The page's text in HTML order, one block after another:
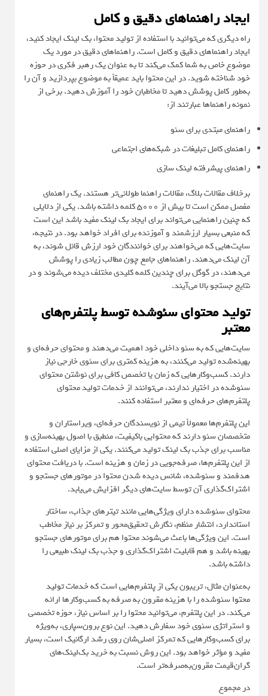
ایجاد راهنماهای دقیق و کامل
راه دیگری که می‌توانید با استفاده از تولید محتوا، بک لینک ایجاد کنید،
ایجاد راهنماهای دقیق و کامل است. راهنماهای دقیق در مورد یک
موضوع خاص به شما کمک می‌کند تا به عنوان یک رهبر فکری در حوزه
خود شناخته شوید. در این محتوا باید عمیقاً به موضوع بپردازید و آن را
به‌طور کامل پوشش دهید تا مخاطبان خود را آموزش دهید. برخی از
نمونه راهنماها عبارتند از:
راهنمای مبتدی برای سئو
راهنمای کامل تبلیغات در شبکه‌های اجتماعی
راهنمای پیشرفته لینک سازی
برخلاف مقالات بلاگ، مقالات راهنما طولانی‌تر هستند. یک راهنمای
مفصل ممکن است تا بیش از ۵۰۰۰ کلمه داشته باشد. یکی از دلایلی
که چنین راهنمایی می‌تواند برای ایجاد بک ‌لینک مفید باشد این است
که منبعی بسیار ارزشمند و آموزنده برای افراد خواهد بود. در نتیجه،
سایت‌هایی که می‌خواهند برای خوانندگان خود ارزش قائل شوند، به
آن‌ لینک می‌دهند. راهنماهای جامع چون مطالب زیادی را پوشش
می‌دهند، در گوگل برای چندین کلمه کلیدی مختلف دیده می‌شوند و در
نتایج جستجو بالا می‌آیند.
تولید محتوای سئوشده توسط پلتفرم‌های
معتبر
سایت‌هایی که به سئو داخلی خود اهمیت می‌دهند و محتوای حرفه‌ای و
بهینه‌شده تولید می‌کنند، به هزینه کمتری برای سئوی خارجی نیاز
دارند. کسب‌وکارهایی که زمان یا تخصص کافی برای نوشتن محتوای
سئوشده در اختیار ندارند، می‌توانند از خدمات تولید محتوای
پلتفرم‌های حرفه‌ای و معتبر استفاده کنند.
این پلتفرم‌ها معمولاً تیمی از نویسندگان حرفه‌ای، ویراستاران و
متخصصان سئو دارند که محتوایی باکیفیت، منطبق با اصول بهینه‌سازی و
مناسب برای جذب بک ‌لینک تولید می‌کنند. یکی از مزایای اصلی استفاده
از این پلتفرم‌ها، صرفه‌جویی در زمان و هزینه است. با دریافت محتوای
هدفمند و سئوشده، شانس دیده شدن محتوا در موتورهای جستجو و
اشتراک‌گذاری آن توسط سایت‌های دیگر افزایش می‌یابد.
محتوای سئوشده دارای ویژگی‌هایی مانند تیترهای جذاب، ساختار
استاندارد، انتشار منظم، نگارش تحقیق‌محور و تمرکز بر نیاز مخاطب
است. این ویژگی‌ها باعث می‌شوند محتوا هم برای موتورهای جستجو
بهینه باشد و هم قابلیت اشتراک‌گذاری و جذب بک ‌لینک طبیعی را
داشته باشد.
به‌عنوان مثال، تریبون یکی از پلتفرم‌هایی است کهخدمات تولید
محتواسئوشده را با هزینه مقرون به صرفه به کسب‌وکارها ارائه
می‌کند. در این پلتفرم، می‌توانید محتوا را بر اساس نیاز، حوزه تخصصی
و استراتژی سئوی خود سفارش دهید. این نوع برون‌سپاری، به‌ویژه
برای کسب‌وکارهایی که تمرکز اصلی‌شان روی رشد ارگانیک است، بسیار
مفید و مؤثر خواهد بود. این روش نسبت به خرید بک‌لینک‌های
گران‌قیمت مقرون‌به‌صرفه‌تر است.
در مجموع